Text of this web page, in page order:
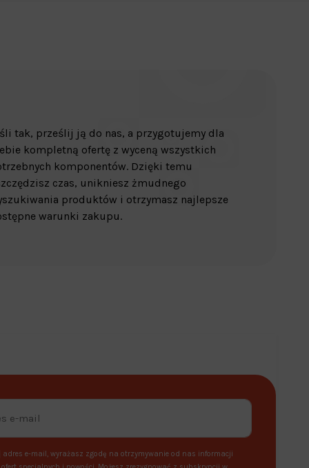
tak, prześlij ją do nas, a przygotujemy dla
kompletną ofertę z wyceną wszystkich
komponentów. Dzięki temu
czas, unikniesz żmudnego
produktów i otrzymasz najlepsze
warunki zakupu.
adres e-mail, wyrażasz zgodę na otrzymywanie od nas informacji